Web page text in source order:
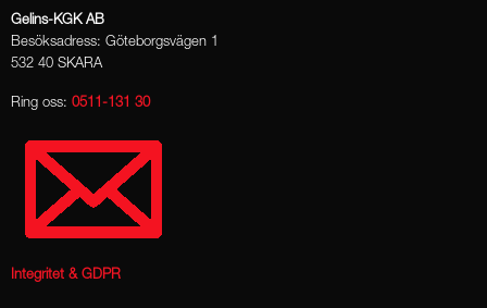
Gelins-KGK AB
Besöksadress: Göteborgsvägen 1
532 40 SKARA
Ring oss: 0511-131 30
Integritet & GDPR